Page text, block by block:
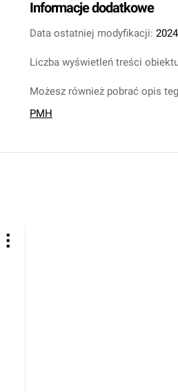
Informacje dodatkowe
Data ostatniej modyfikacji:
Liczba wyświetleń treści
Możesz również pobrać opis
PMH